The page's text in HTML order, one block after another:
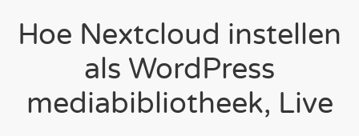
Hoe Nextcloud instellen
als WordPress
mediabibliotheek, Live